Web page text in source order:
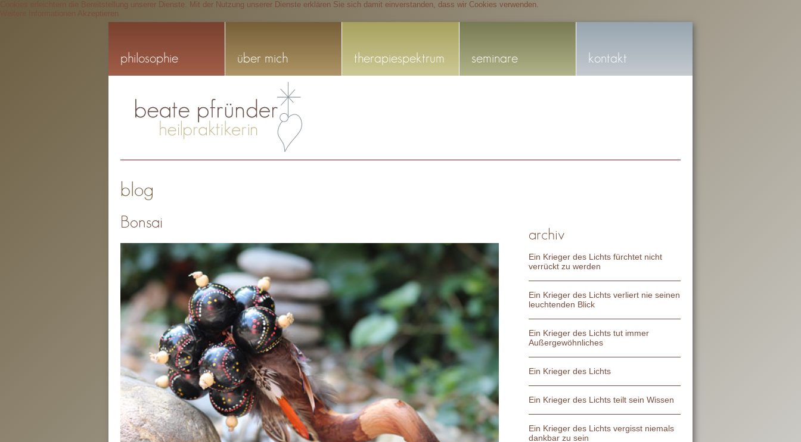
philosophie über mich therapiespektrum seminare kontakt
blog
Bonsai
archiv
Ein Krieger des Lichts fürchtet nicht
verrückt zu werden
Ein Krieger des Lichts verliert nie seinen
leuchtenden Blick
Ein Krieger des Lichts tut immer
Außergewöhnliches
Ein Krieger des Lichts
Ein Krieger des Lichts teilt sein Wissen
Ein Krieger des Lichts vergisst niemals
dankbar zu sein
Cookies erleichtern die Bereitstellung unserer Dienste. Mit der Nutzung unserer Dienste erklären Sie sich damit einverstanden, dass wir Cookies verwenden.
Weitere Informationen Akzeptieren